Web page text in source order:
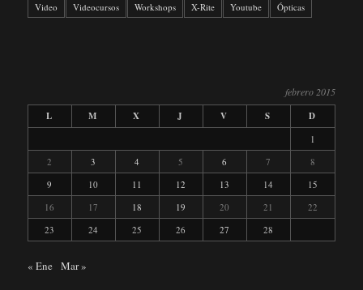
Video
Videocursos Workshops X-Rite Youtube Ópticas
febrero 2015
L
M X J V S D
1
2
3 4 5 6 7
8
9
10 11 12 13 14
15
16
17 18 19 20 21
22
23
24 25 26 27 28
« Ene Mar »